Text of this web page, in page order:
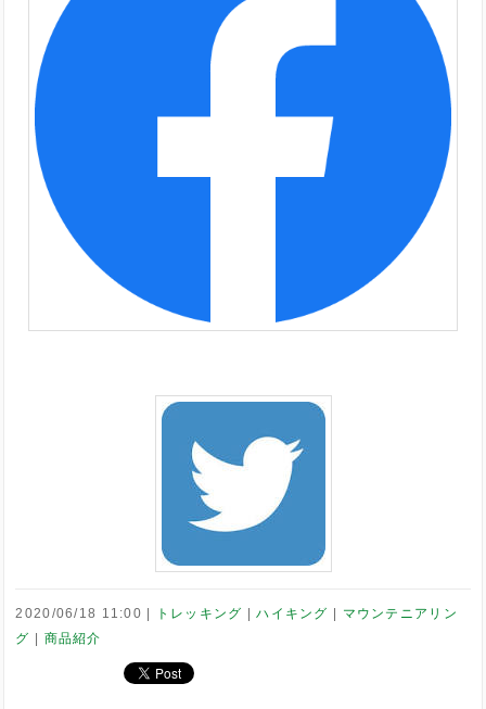
2020/06/18 11:00 トレッキング ハイキング
マウンテニアリン
グ
商品紹介